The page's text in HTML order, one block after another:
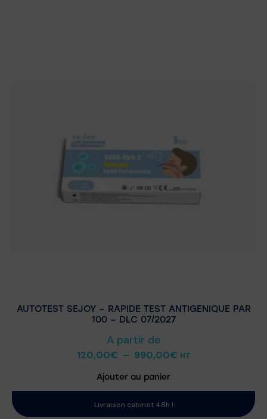
AUTOTEST SEJOY – RAPIDE TEST ANTIGENIQUE PAR
100 – DLC 07/2027
A partir de
120,00€ – 990,00€ HT
Ajouter au panier
Livraison cabinet 48h !